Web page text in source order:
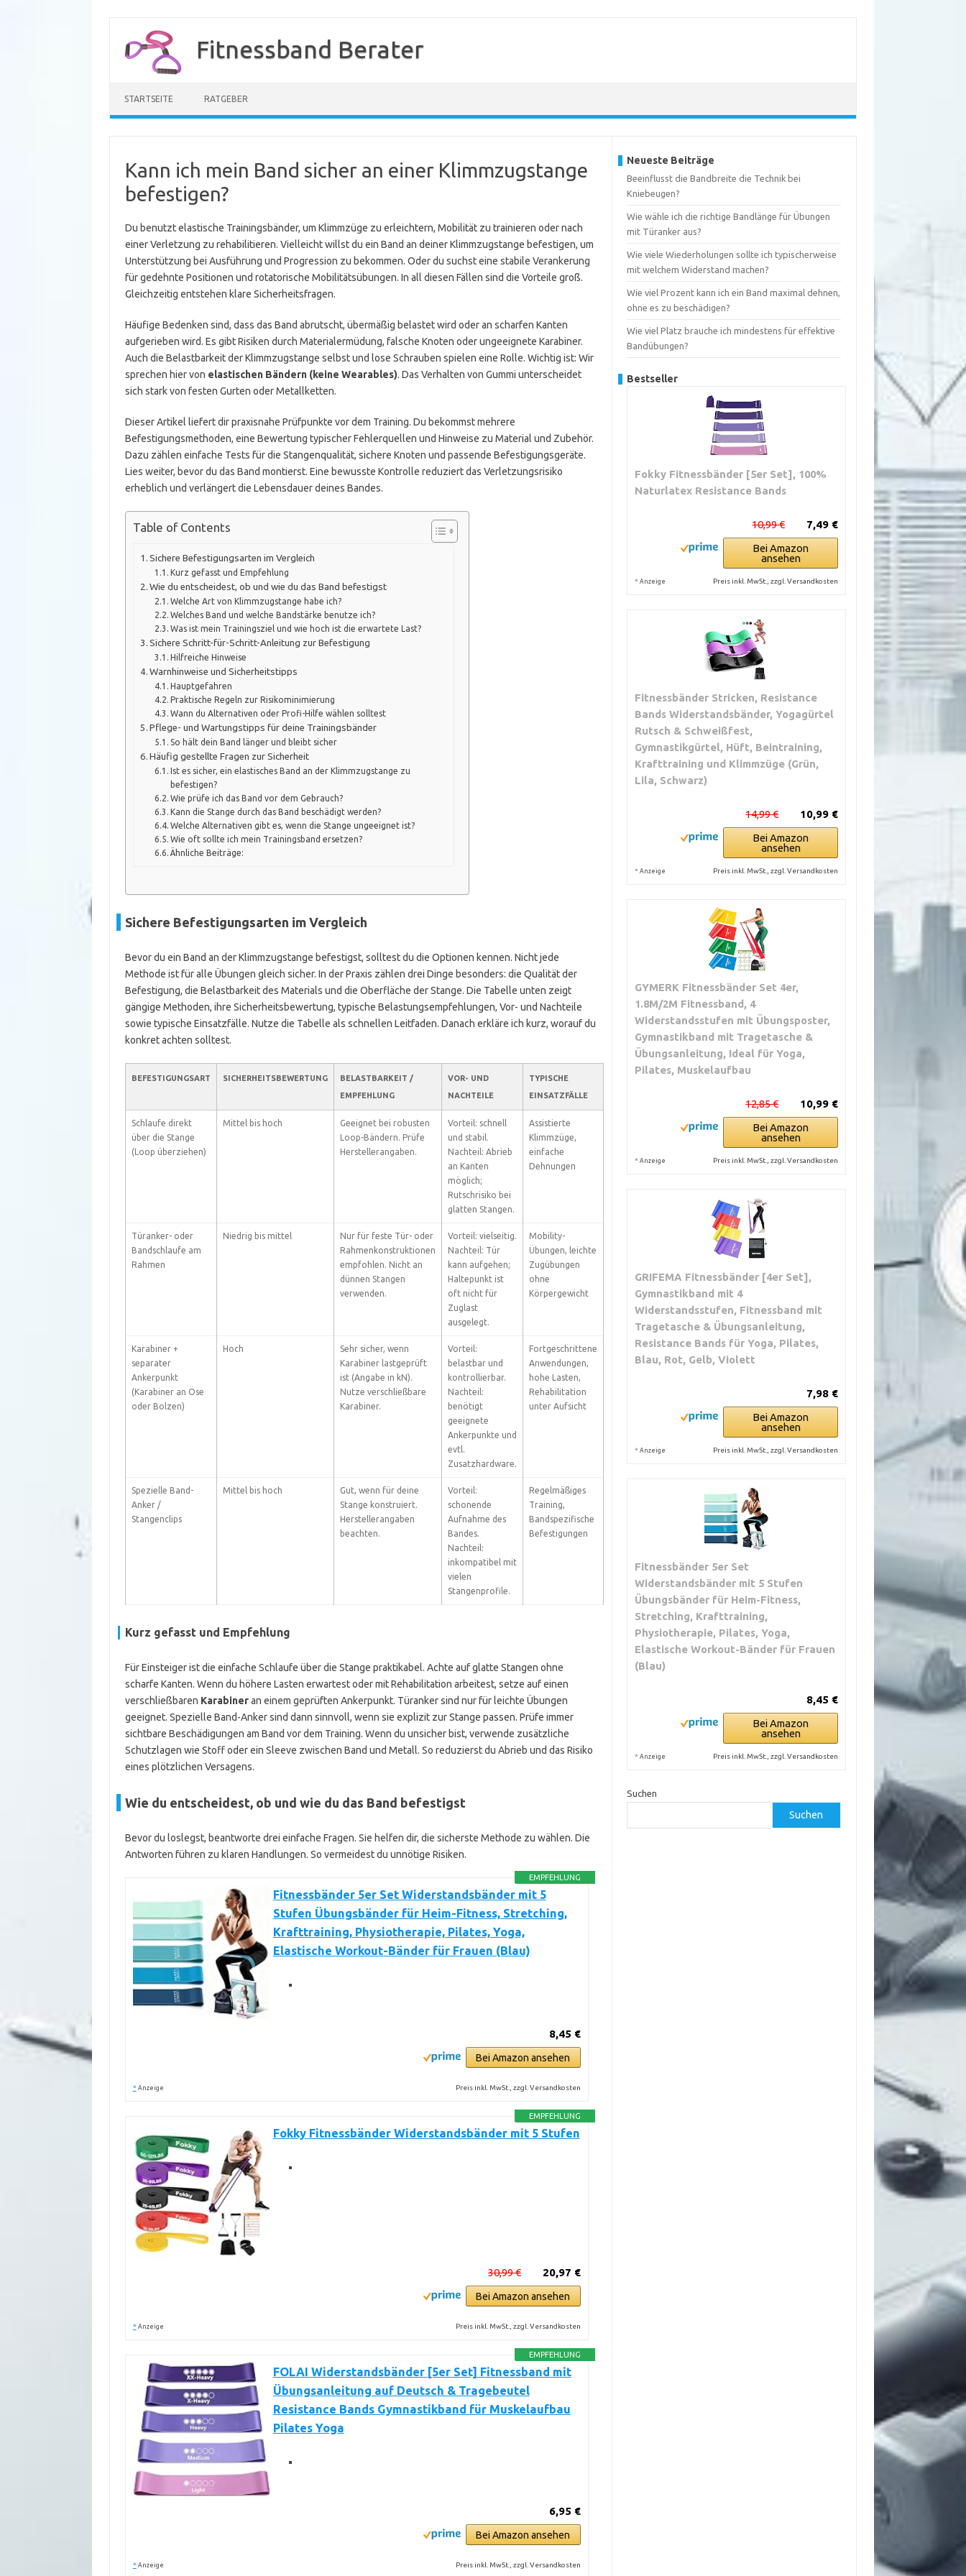
springen
Fitnessband Berater
STARTSEITE RATGEBER
Kann ich mein Band sicher an einer Klimmzugstange
befestigen?
Du benutzt elastische Trainingsbänder, um Klimmzüge zu erleichtern, Mobilität zu trainieren oder nach
einer Verletzung zu rehabilitieren. Vielleicht willst du ein Band an deiner Klimmzugstange befestigen, um
Unterstützung bei Ausführung und Progression zu bekommen. Oder du suchst eine stabile Verankerung
für gedehnte Positionen und rotatorische Mobilitätsübungen. In all diesen Fällen sind die Vorteile groß.
Gleichzeitig entstehen klare Sicherheitsfragen.
Häufige Bedenken sind, dass das Band abrutscht, übermäßig belastet wird oder an scharfen Kanten
aufgerieben wird. Es gibt Risiken durch Materialermüdung, falsche Knoten oder ungeeignete Karabiner.
Auch die Belastbarkeit der Klimmzugstange selbst und lose Schrauben spielen eine Rolle. Wichtig ist: Wir
sprechen hier von elastischen Bändern (keine Wearables). Das Verhalten von Gummi unterscheidet
sich stark von festen Gurten oder Metallketten.
Dieser Artikel liefert dir praxisnahe Prüfpunkte vor dem Training. Du bekommst mehrere
Befestigungsmethoden, eine Bewertung typischer Fehlerquellen und Hinweise zu Material und Zubehör.
Dazu zählen einfache Tests für die Stangenqualität, sichere Knoten und passende Befestigungsgeräte.
Lies weiter, bevor du das Band montierst. Eine bewusste Kontrolle reduziert das Verletzungsrisiko
erheblich und verlängert die Lebensdauer deines Bandes.
Table of Contents
Sichere Befestigungsarten im Vergleich
Kurz gefasst und Empfehlung
Wie du entscheidest, ob und wie du das Band befestigst
Welche Art von Klimmzugstange habe ich?
Welches Band und welche Bandstärke benutze ich?
Was ist mein Trainingsziel und wie hoch ist die erwartete Last?
Sichere Schritt-für-Schritt-Anleitung zur Befestigung
Hilfreiche Hinweise
Warnhinweise und Sicherheitstipps
Hauptgefahren
Praktische Regeln zur Risikominimierung
Wann du Alternativen oder Profi-Hilfe wählen solltest
Pflege- und Wartungstipps für deine Trainingsbänder
So hält dein Band länger und bleibt sicher
Häufig gestellte Fragen zur Sicherheit
Ist es sicher, ein elastisches Band an der Klimmzugstange zu
befestigen?
Wie prüfe ich das Band vor dem Gebrauch?
Kann die Stange durch das Band beschädigt werden?
Welche Alternativen gibt es, wenn die Stange ungeeignet ist?
Wie oft sollte ich mein Trainingsband ersetzen?
Ähnliche Beiträge:
Sichere Befestigungsarten im Vergleich
Bevor du ein Band an der Klimmzugstange befestigst, solltest du die Optionen kennen. Nicht jede
Methode ist für alle Übungen gleich sicher. In der Praxis zählen drei Dinge besonders: die Qualität der
Befestigung, die Belastbarkeit des Materials und die Oberfläche der Stange. Die Tabelle unten zeigt
gängige Methoden, ihre Sicherheitsbewertung, typische Belastungsempfehlungen, Vor- und Nachteile
sowie typische Einsatzfälle. Nutze die Tabelle als schnellen Leitfaden. Danach erkläre ich kurz, worauf du
konkret achten solltest.
BEFESTIGUNGSART SICHERHEITSBEWERTUNG
BELASTBARKEIT /
EMPFEHLUNG
VOR- UND
NACHTEILE
TYPISCHE
EINSATZFÄLLE
Schlaufe direkt
über die Stange
(Loop überziehen)
Mittel bis hoch
Geeignet bei robusten
Loop-Bändern. Prüfe
Herstellerangaben.
Vorteil: schnell
und stabil.
Nachteil: Abrieb
an Kanten
möglich;
Rutschrisiko bei
glatten Stangen.
Assistierte
Klimmzüge,
einfache
Dehnungen
Türanker- oder
Bandschlaufe am
Rahmen
Niedrig bis mittel
Nur für feste Tür- oder
Rahmenkonstruktionen
empfohlen. Nicht an
dünnen Stangen
verwenden.
Vorteil: vielseitig.
Nachteil: Tür
kann aufgehen;
Haltepunkt ist
oft nicht für
Zuglast
ausgelegt.
Mobility-
Übungen, leichte
Zugübungen
ohne
Körpergewicht
Karabiner +
separater
Ankerpunkt
(Karabiner an Öse
oder Bolzen)
Hoch
Sehr sicher, wenn
Karabiner lastgeprüft
ist (Angabe in kN).
Nutze verschließbare
Karabiner.
Vorteil:
belastbar und
kontrollierbar.
Nachteil:
benötigt
geeignete
Ankerpunkte und
evtl.
Zusatzhardware.
Fortgeschrittene
Anwendungen,
hohe Lasten,
Rehabilitation
unter Aufsicht
Spezielle Band-
Anker /
Stangenclips
Mittel bis hoch
Gut, wenn für deine
Stange konstruiert.
Herstellerangaben
beachten.
Vorteil:
schonende
Aufnahme des
Bandes.
Nachteil:
inkompatibel mit
vielen
Stangenprofile.
Regelmäßiges
Training,
Bandspezifische
Befestigungen
Kurz gefasst und Empfehlung
Für Einsteiger ist die einfache Schlaufe über die Stange praktikabel. Achte auf glatte Stangen ohne
scharfe Kanten. Wenn du höhere Lasten erwartest oder mit Rehabilitation arbeitest, setze auf einen
verschließbaren Karabineran einem geprüften Ankerpunkt. Türanker sind nur für leichte Übungen
geeignet. Spezielle Band-Anker sind dann sinnvoll, wenn sie explizit zur Stange passen. Prüfe immer
sichtbare Beschädigungen am Band vor dem Training. Wenn du unsicher bist, verwende zusätzliche
Schutzlagen wie Stoff oder ein Sleeve zwischen Band und Metall. So reduzierst du Abrieb und das Risiko
eines plötzlichen Versagens.
Wie du entscheidest, ob und wie du das Band befestigst
Bevor du loslegst, beantworte drei einfache Fragen. Sie helfen dir, die sicherste Methode zu wählen. Die
Antworten führen zu klaren Handlungen. So vermeidest du unnötige Risiken.
EMPFEHLUNG
Fitnessbänder 5er Set Widerstandsbänder mit 5
Stufen Übungsbänder für Heim-Fitness, Stretching,
Krafttraining, Physiotherapie, Pilates, Yoga,
Elastische Workout-Bänder für Frauen (Blau)
8,45 €
Bei Amazon ansehen
* Anzeige Preis inkl. MwSt., zzgl. Versandkosten
EMPFEHLUNG
Fokky Fitnessbänder Widerstandsbänder mit 5 Stufen
20,97 €
30,99 €
Bei Amazon ansehen
* Anzeige Preis inkl. MwSt., zzgl. Versandkosten
EMPFEHLUNG
FOLAI Widerstandsbänder [5er Set] Fitnessband mit
Übungsanleitung auf Deutsch & Tragebeutel
Resistance Bands Gymnastikband für Muskelaufbau
Pilates Yoga
6,95 €
Bei Amazon ansehen
* Anzeige Preis inkl. MwSt., zzgl. Versandkosten
Neueste Beiträge
Beeinflusst die Bandbreite die Technik bei
Kniebeugen?
Wie wähle ich die richtige Bandlänge für Übungen
mit Türanker aus?
Wie viele Wiederholungen sollte ich typischerweise
mit welchem Widerstand machen?
Wie viel Prozent kann ich ein Band maximal dehnen,
ohne es zu beschädigen?
Wie viel Platz brauche ich mindestens für effektive
Bandübungen?
Bestseller
Fokky Fitnessbänder [5er Set], 100%
Naturlatex Resistance Bands
7,49 €
10,99 €
Bei Amazon
ansehen
* Anzeige Preis inkl. MwSt., zzgl. Versandkosten
Fitnessbänder Stricken, Resistance
Bands Widerstandsbänder, Yogagürtel
Rutsch & Schweißfest,
Gymnastikgürtel, Hüft, Beintraining,
Krafttraining und Klimmzüge (Grün,
Lila, Schwarz)
10,99 €
14,99 €
Bei Amazon
ansehen
* Anzeige Preis inkl. MwSt., zzgl. Versandkosten
GYMERK Fitnessbänder Set 4er,
1.8M/2M Fitnessband, 4
Widerstandsstufen mit Übungsposter,
Gymnastikband mit Tragetasche &
Übungsanleitung, Ideal für Yoga,
Pilates, Muskelaufbau
10,99 €
12,85 €
Bei Amazon
ansehen
* Anzeige Preis inkl. MwSt., zzgl. Versandkosten
GRIFEMA Fitnessbänder [4er Set],
Gymnastikband mit 4
Widerstandsstufen, Fitnessband mit
Tragetasche & Übungsanleitung,
Resistance Bands für Yoga, Pilates,
Blau, Rot, Gelb, Violett
7,98 €
Bei Amazon
ansehen
* Anzeige Preis inkl. MwSt., zzgl. Versandkosten
Fitnessbänder 5er Set
Widerstandsbänder mit 5 Stufen
Übungsbänder für Heim-Fitness,
Stretching, Krafttraining,
Physiotherapie, Pilates, Yoga,
Elastische Workout-Bänder für Frauen
(Blau)
8,45 €
Bei Amazon
ansehen
* Anzeige Preis inkl. MwSt., zzgl. Versandkosten
Suchen
Suchen